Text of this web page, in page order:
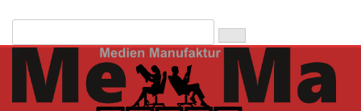
Inhalt
springen